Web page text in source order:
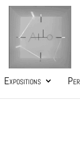
Expositions